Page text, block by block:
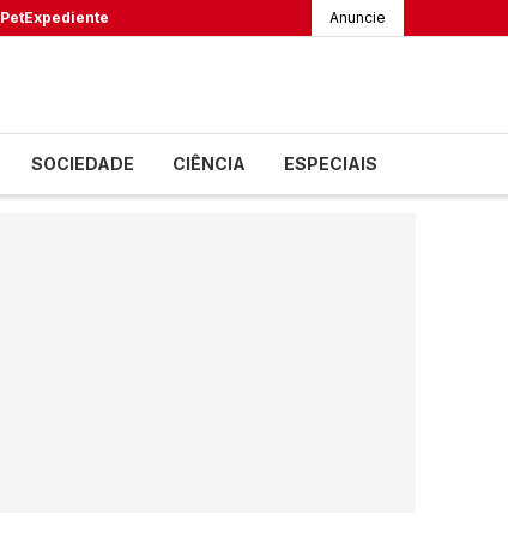
PetExpediente Anuncie
SOCIEDADE CIÊNCIA ESPECIAIS